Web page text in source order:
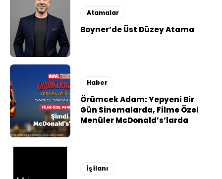
Atamalar
Boyner’de Üst Düzey Atama
Haber
Örümcek Adam: Yepyeni Bir
Gün Sinemalarda, Filme Özel
Menüler McDonald’s’larda
İş İlanı